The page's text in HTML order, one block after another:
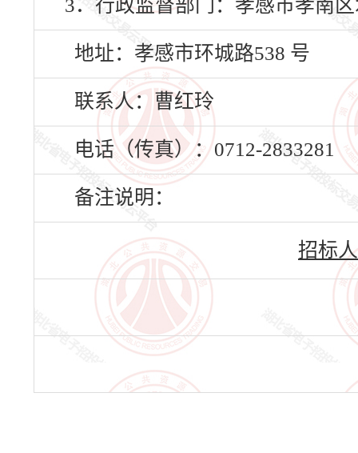
3．行政监督部门：孝感市孝南
地址：孝感市环城路538 号
联系人：曹红玲
电话（传真）：0712-2833281
备注说明：
招标